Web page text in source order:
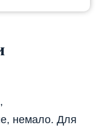
немало. Для